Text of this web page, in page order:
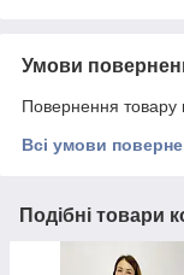
Умови
Повернення товару
Всі умови
Подібні товари